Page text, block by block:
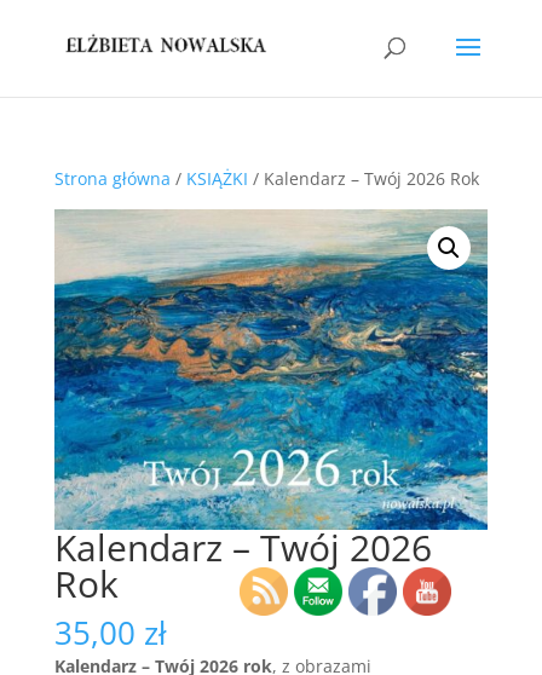
Strona główna / KSIĄŻKI / Kalendarz – Twój 2026 Rok
Kalendarz – Twój 2026
Rok
35,00 zł
Kalendarz – Twój 2026 rok, z obrazami